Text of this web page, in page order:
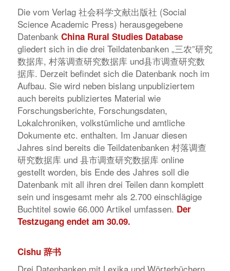
Die vom Verlag 社会科学文献出版社 (Social
Science Academic Press) herausgegebene
Datenbank China Rural Studies Database
gliedert sich in die drei Teildatenbanken „三农”研究
数据库, 村落调查研究数据库 und县市调查研究数
据库. Derzeit befindet sich die Datenbank noch im
Aufbau. Sie wird neben bislang unpubliziertem
auch bereits publiziertes Material wie
Forschungsberichte, Forschungsdaten,
Lokalchroniken, volkstümliche und amtliche
Dokumente etc. enthalten. Im Januar diesen
Jahres sind bereits die Teildatenbanken 村落调查
研究数据库 und 县市调查研究数据库 online
gestellt worden, bis Ende des Jahres soll die
Datenbank mit all ihren drei Teilen dann komplett
sein und insgesamt mehr als 2.700 einschlägige
Buchtitel sowie 66.000 Artikel umfassen. Der
Testzugang endet am 30.09.
Cishu 辞书